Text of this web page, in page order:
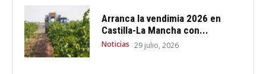
Arranca la vendimia 2026 en
Castilla-La Mancha con...
Noticias 29 julio, 2026